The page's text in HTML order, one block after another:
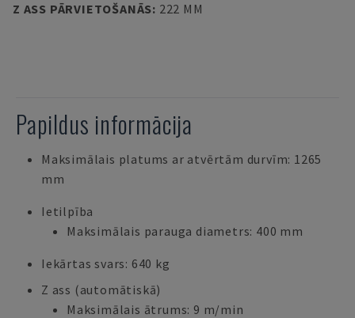
Z ASS PĀRVIETOŠANĀS: 222 MM
Papildus informācija
Maksimālais platums ar atvērtām durvīm: 1265
mm
Ietilpība
Maksimālais parauga diametrs: 400 mm
Iekārtas svars: 640 kg
Z ass (automātiskā)
Maksimālais ātrums: 9 m/min